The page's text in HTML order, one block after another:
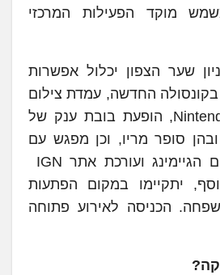
מוקד הפעילות המרכזי
שער הצפון יכלול אפשרות
החדשה, עמדת צילום
ממותגת בסגנון Nintendo, הופעת בובת ענק של
סופר מריו, וכן מפגש עם
יתקיימו במקום הפתעות
הכניסה לאירוע פתוחה